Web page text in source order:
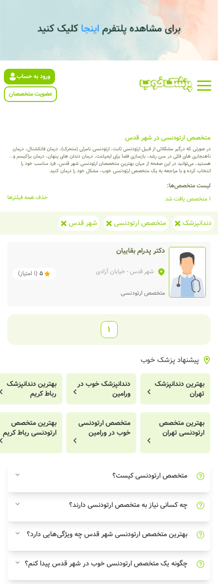
ورود به حساب
عضویت متخصصان
متخصص ارتودنسی در شهر قدس
در صورتی که درگیر مشکلاتی از قبیل ارتودنسی ثابت، ارتودنسی نامرئی (متحرک)، درمان فانکشنال، درمان
ناهنجاری های فکی در سن رشد، بازسازی فضا برای ایمپلنت، درمان دندان های پنهان، درمان براکیسم و...
هستید، می‌توانید در این صفحه از میان بهترین متخصصان ارتودنسی شهر قدس، فرد مناسب خود را
انتخاب کرده و با مراجعه به یک متخصص ارتودنسی خوب، مشکل خود را درمان کنید.
لیست متخصص‌ها:
1 متخصص یافت شد
حذف همه فیلترها
دندانپزشک متخصص ارتودنسی شهر قدس
دکتر پدرام بقاییان
شهر قدس- خیابان آزادی 5
(
1 امتیاز)
متخصص ارتودنسی
1
پیشنهاد پزشک خوب
بهترین دندانپزشک
تهران
دندانپزشک خوب در
ورامین
بهترین دندانپزشک
رباط کریم
بهترین متخصص
ارتودنسی تهران
متخصص ارتودنسی
خوب در ورامین
بهترین متخصص
ارتودنسی رباط کریم
متخصص ارتودنسی کیست؟
چه کسانی نیاز به متخصص ارتودنسی دارند؟
بهترین متخصص ارتودنسی شهر قدس چه ویژگی‌هایی دارد؟
چگونه یک متخصص ارتودنسی خوب در شهر قدس پیدا کنم؟